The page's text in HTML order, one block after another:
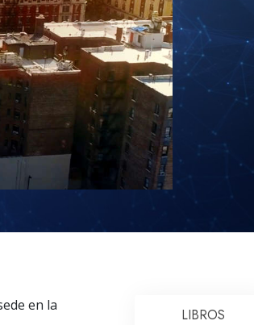
Respuestas a las Drogas
Los Niños
Herramientas para el Entorno Laboral
La Ética y las
Condiciones
La Causa de la Supresión
Investigaciones
en la
LIBROS